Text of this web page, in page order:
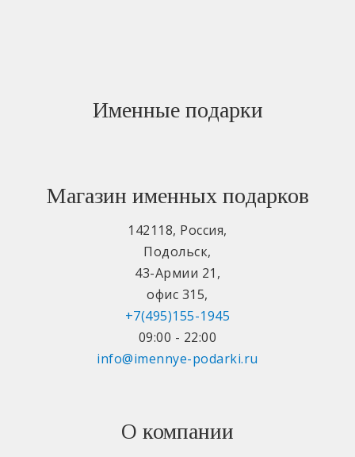
Именные подарки
Магазин именных подарков
142118, Россия,
Подольск,
43-Армии 21 ,
офис 315,
+7(495)155-1945
09:00 - 22:00
info@imennye-podarki.ru
О компании